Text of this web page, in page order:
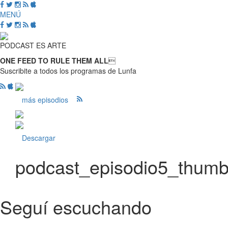
MENÚ
PODCAST ES ARTE
ONE FEED TO RULE THEM ALL
Suscribite a todos los programas de Lunfa
más episodios
Descargar
Seguí escuchando